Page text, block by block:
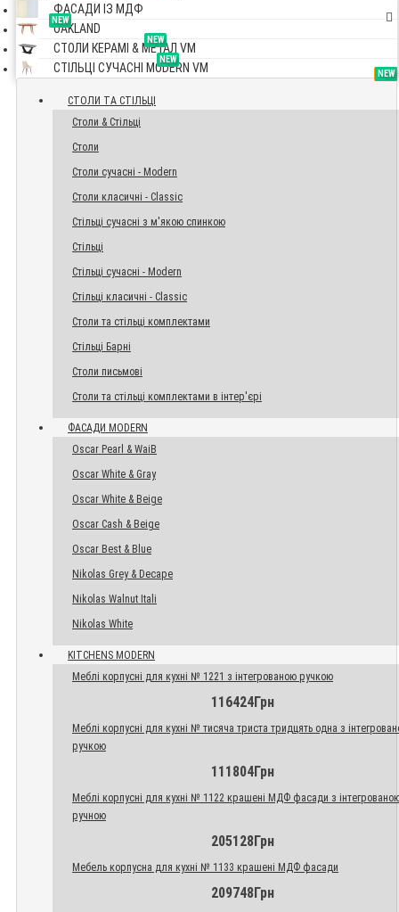
ФАСАДИ ІЗ МДФ
NEW
OAKLAND
NEW
СТОЛИ КЕРАМІ & МЕТАЛ VM
NEW
СТІЛЬЦІ СУЧАСНІ MODERN VM TOP
СТОЛИ ТА СТІЛЬЦІ
Столи & Стільці
Столи
Столи сучасні - Modern
Столи класичні - Classic
Стільці сучасні з м'якою спинкою
Стільці
Стільці сучасні - Modern
Стільці класичні - Classic
Столи та стільці комплектами
Стільці Барні
Столи письмові
Столи та стільці комплектами в інтер'єрі
NEW
ФАСАДИ MODERN
Oscar Pearl & WaiB
Oscar White & Gray
Oscar White & Beige
Oscar Cash & Beige
Oscar Best & Blue
Nikolas Grey & Decape
Nikolas Walnut Itali
Nikolas White
NEW
KITCHENS MODERN
Меблі корпусні для кухні № 1221 з інтегрованою ручкою
116424Грн
Меблі корпусні для кухні № тисяча триста тридцять одна з
ручкою
111804Грн
Меблі корпусні для кухні № 1122 крашені МДФ фасади з
ручною
205128Грн
Мебель корпусна для кухні № 1133 крашені МДФ фасади
209748Грн
NEW